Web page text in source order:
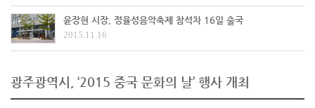
윤장현 시장, 정율성음악축제 참석차 16일 출국
2015.11.16
광주광역시, ‘2015 중국 문화의 날’ 행사 개최